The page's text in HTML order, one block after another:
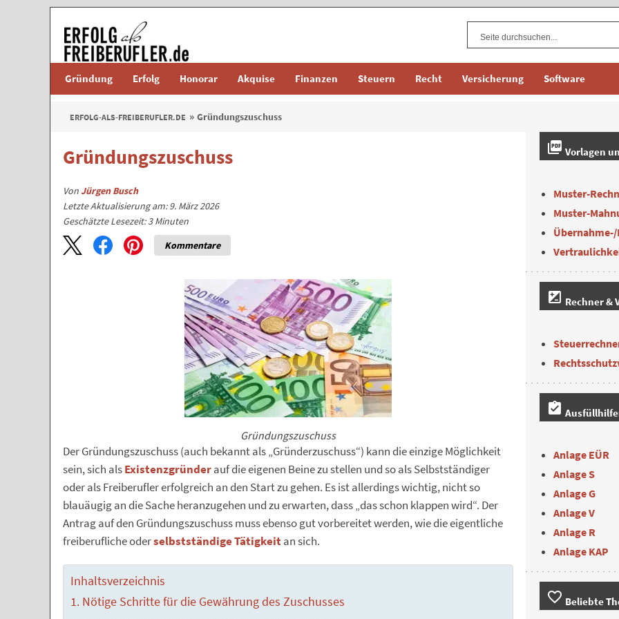
Gründung Erfolg Honorar Akquise Finanzen Steuern Recht Versicherung Software
ERFOLG-ALS-FREIBERUFLER.DE Gründungszuschuss
Gründungszuschuss
VonJürgen Busch
Letzte Aktualisierung am: 9. März 2026
Geschätzte Lesezeit:3 Minuten
Kommentare
Gründungszuschuss
Der Gründungszuschuss (auch bekannt als „Gründerzuschuss“) kann die einzige Möglichkeit
sein, sich alsExistenzgründerauf die eigenen Beine zu stellen und so als Selbstständiger
oder als Freiberufler erfolgreich an den Start zu gehen. Es ist allerdings wichtig, nicht so
blauäugig an die Sache heranzugehen und zu erwarten, dass „das schon klappen wird“. Der
Antrag auf den Gründungszuschuss muss ebenso gut vorbereitet werden, wie die eigentliche
freiberufliche oderselbstständige Tätigkeit an sich.
Inhaltsverzeichnis
Nötige Schritte für die Gewährung des Zuschusses
picture_as_pdf Vorlagen
Muster-
Muster-
iso Rechner &
assignment_turned_in
Anlage EÜR
Anlage S
Anlage G
Anlage V
Anlage R
Anlage KAP
favorite_border Beliebte